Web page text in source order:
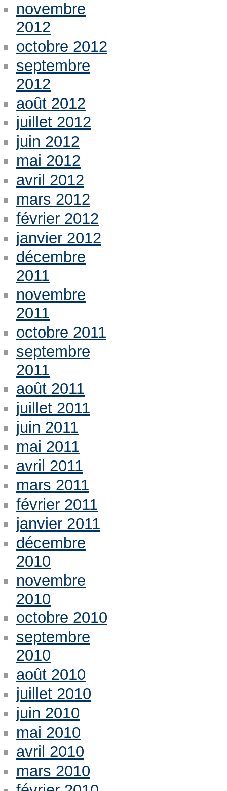
novembre
2012
octobre 2012
septembre
2012
août 2012
juillet 2012
juin 2012
mai 2012
avril 2012
mars 2012
février 2012
janvier 2012
décembre
2011
novembre
2011
octobre 2011
septembre
2011
août 2011
juillet 2011
juin 2011
mai 2011
avril 2011
mars 2011
février 2011
janvier 2011
décembre
2010
novembre
2010
octobre 2010
septembre
2010
août 2010
juillet 2010
juin 2010
mai 2010
avril 2010
mars 2010